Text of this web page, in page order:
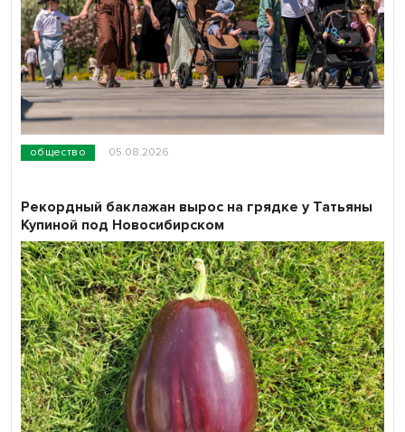
общество 05.08.2026
Рекордный баклажан вырос на грядке у Татьяны
Купиной под Новосибирском